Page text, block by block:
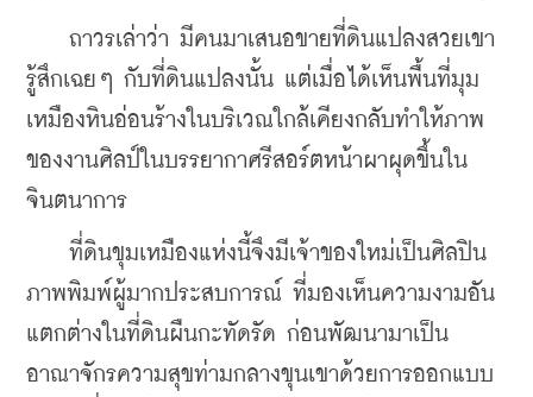
ถาวรเล่าว่า มีคนมาเสนอขายที่ดินแปลงสวยเขา
รู้สึกเฉยๆ กับที่ดินแปลงนั้น แต่เมื่อได้เห็นพื้นที่มุม
เหมืองหินอ่อนร้างในบริเวณใกล้เคียงกลับทำให้ภาพ
ของงานศิลป์ในบรรยากาศรีสอร์ตหน้าผาผุดขึ้นใน
จินตนาการ
ที่ดินขุมเหมืองแห่งนี้จึงมีเจ้าของใหม่เป็นศิลปิน
ภาพพิมพ์ผู้มากประสบการณ์ ที่มองเห็นความงามอัน
แตกต่างในที่ดินผืนกะทัดรัด ก่อนพัฒนามาเป็น
อาณาจักรความสุขท่ามกลางขุนเขาด้วยการออกแบบ